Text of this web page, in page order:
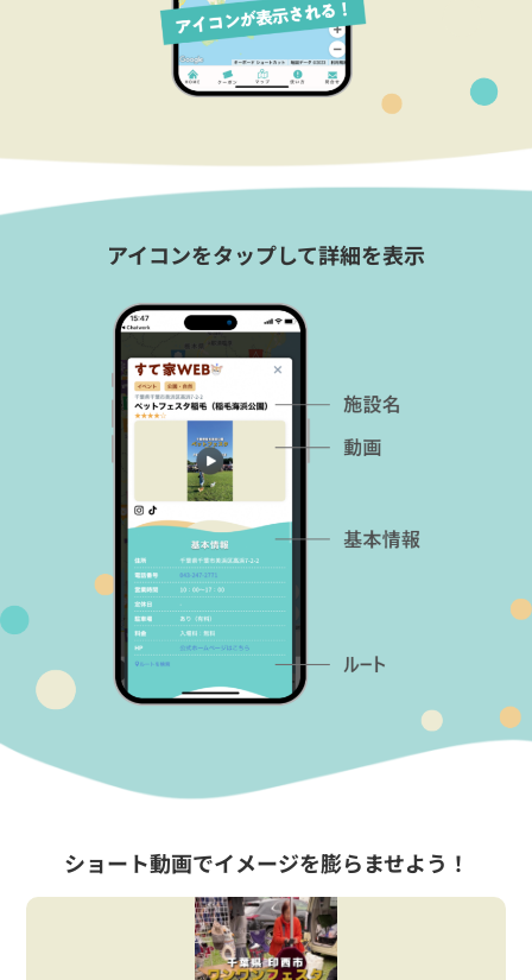
アイコンをタップして詳細を表示
ショート動画でイメージを膨らませよう！